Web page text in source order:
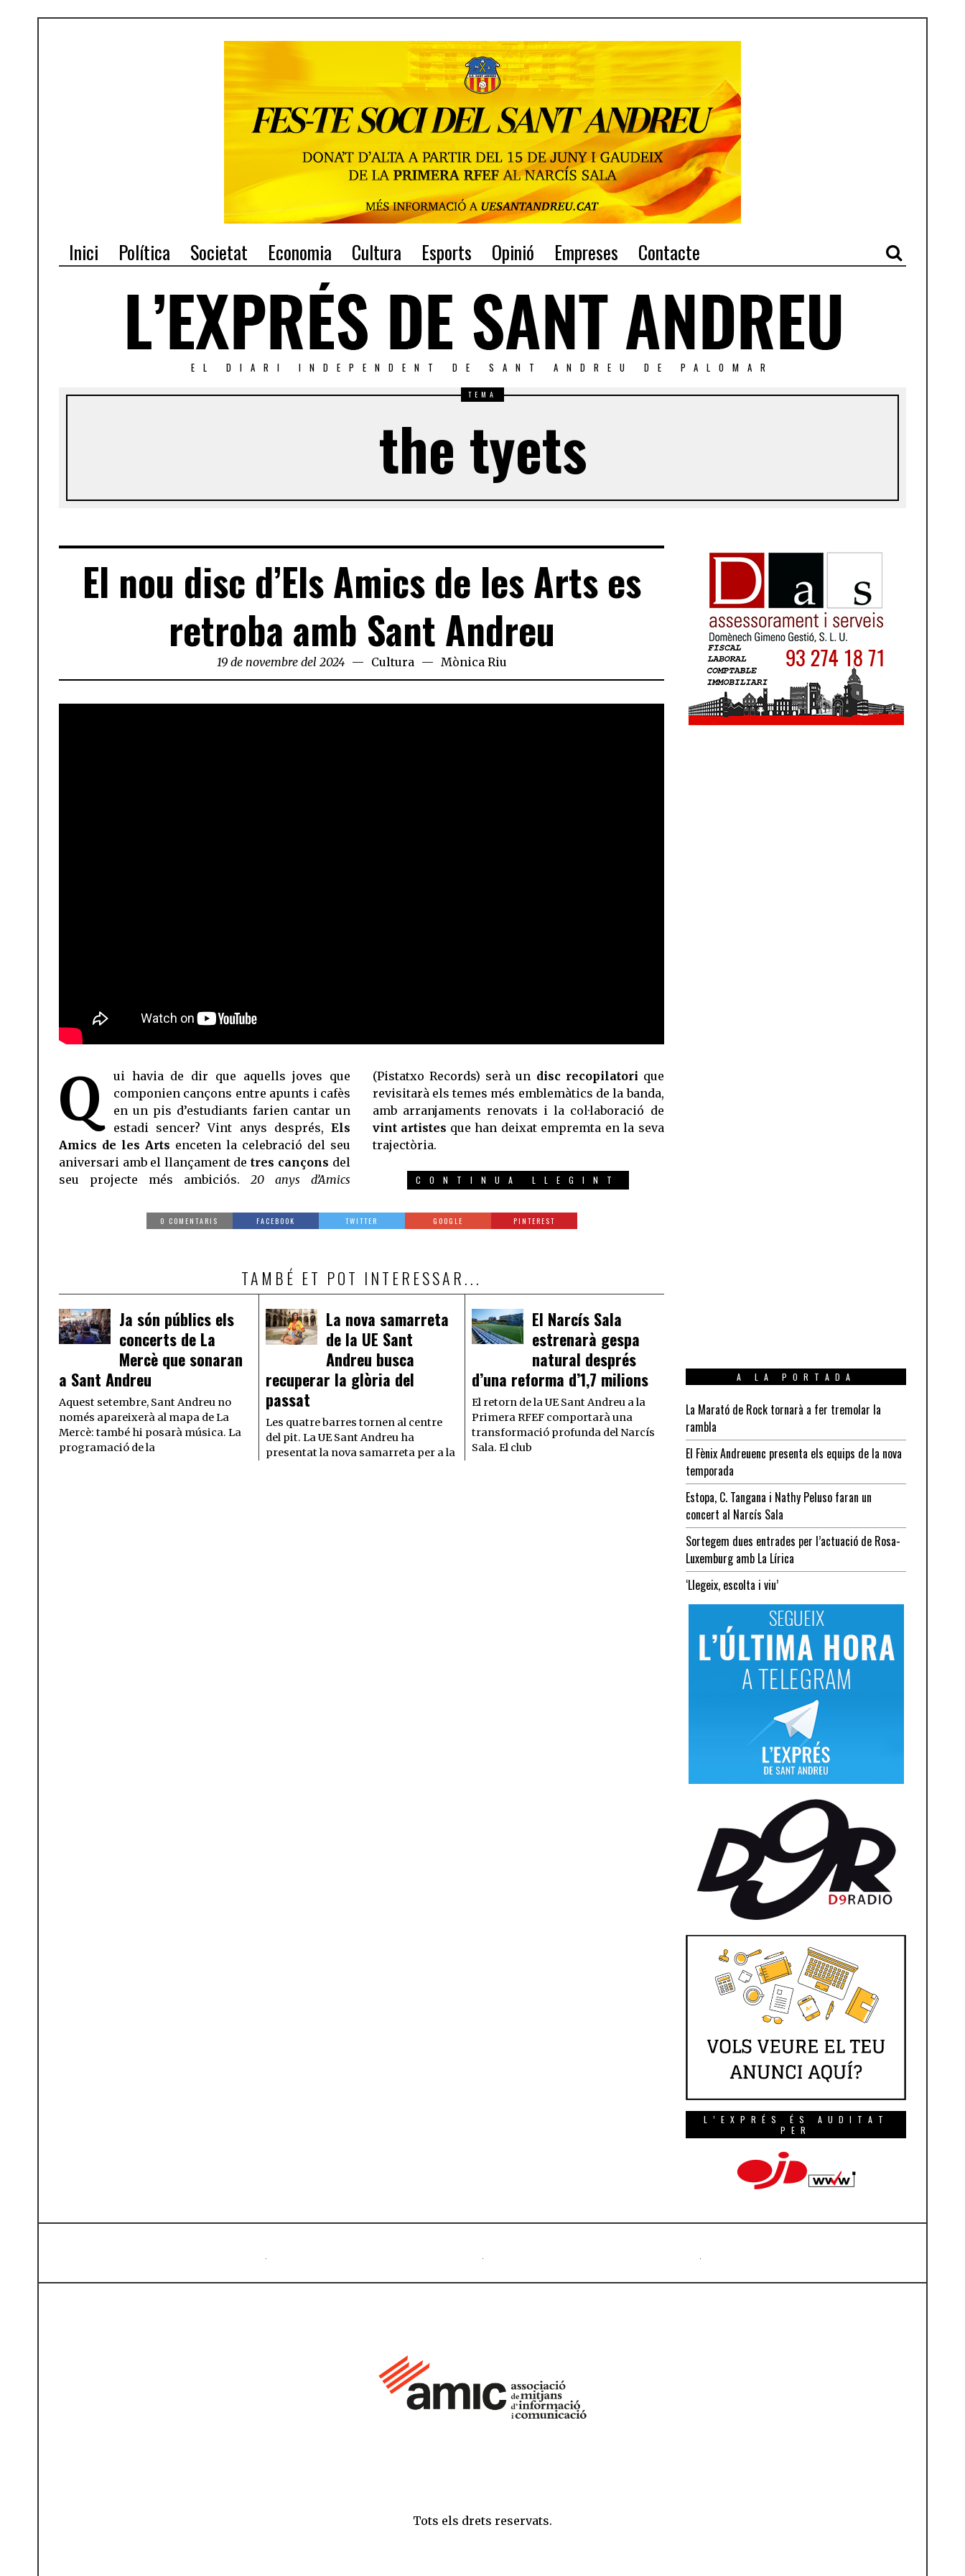
Inici Política Societat Economia Cultura Esports Opinió Empreses Contacte
EL DIARI INDEPENDENT DE SANT ANDREU DE PALOMAR
TEMA
the tyets
El nou disc d’Els Amics de les Arts es
retroba amb Sant Andreu
19 de novembre del 2024 Cultura Mònica Riu
Q
ui havia de dir que aquells joves que
componien cançons entre apunts i cafès
en un pis d’estudiants farien cantar un
estadi sencer? Vint anys després, Els
Amics de les Arts enceten la celebració del seu
aniversari amb el llançament de tres cançons del
seu projecte més ambiciós. 20 anys d’Amics
(Pistatxo Records) serà un disc recopilatori que
revisitarà els temes més emblemàtics de la banda,
amb arranjaments renovats i la col·laboració de
vint artistes que han deixat empremta en la seva
trajectòria.
CONTINUA LLEGINT
0 COMENTARIS FACEBOOK TWITTER GOOGLE PINTEREST
TAMBÉ ET POT INTERESSAR...
Ja són públics els
concerts de La
Mercè que sonaran
a Sant Andreu
Aquest setembre, Sant Andreu no
només apareixerà al mapa de La
Mercè: també hi posarà música. La
programació de la
La nova samarreta
de la UE Sant
Andreu busca
recuperar la glòria del
passat
Les quatre barres tornen al centre
del pit. La UE Sant Andreu ha
presentat la nova samarreta per a la
El Narcís Sala
estrenarà gespa
natural després
d’una reforma d’1,7 milions
El retorn de la UE Sant Andreu a la
Primera RFEF comportarà una
transformació profunda del Narcís
Sala. El club
A LA PORTADA
La Marató de Rock tornarà a fer tremolar la
rambla
El Fènix Andreuenc presenta els equips de la nova
temporada
Estopa, C. Tangana i Nathy Peluso faran un
concert al Narcís Sala
Sortegem dues entrades per l’actuació de Rosa-
Luxemburg amb La Lírica
‘Llegeix, escolta i viu’
L’EXPRÉS ÉS AUDITAT
PER
Tots els drets reservats.